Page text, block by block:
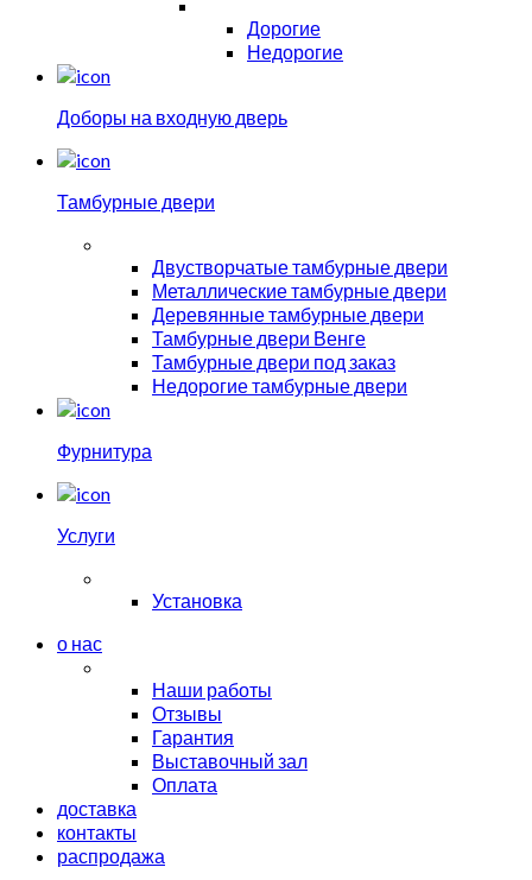
Дорогие
Недорогие
Доборы на входную дверь
Тамбурные двери
Двустворчатые тамбурные двери
Металлические тамбурные двери
Деревянные тамбурные двери
Тамбурные двери Венге
Тамбурные двери под заказ
Недорогие тамбурные двери
Фурнитура
Услуги
Установка
о нас
Наши работы
Отзывы
Гарантия
Выставочный зал
Оплата
доставка
контакты
распродажа